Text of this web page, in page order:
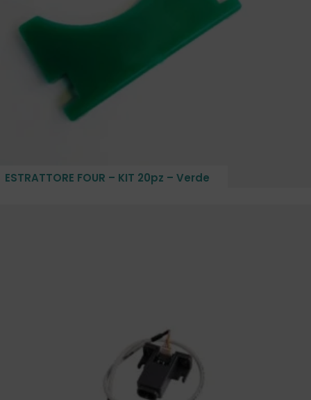
ESTRATTORE FOUR – KIT 20pz – Verde